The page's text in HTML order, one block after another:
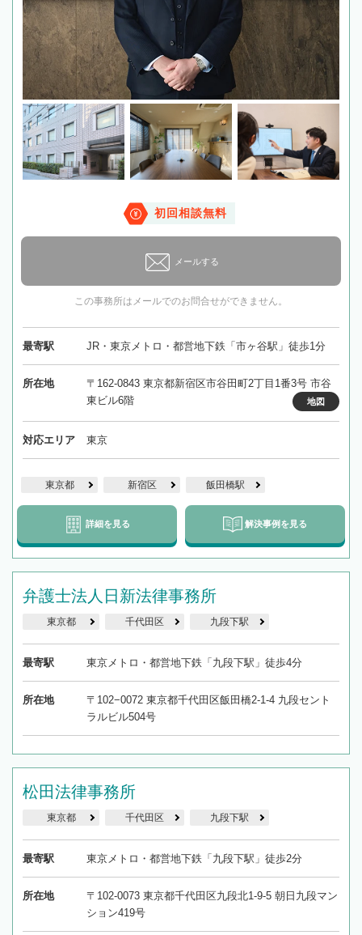
初回相談無料
メールする
この事務所はメールでのお問合せができません。
最寄駅 JR・東京メトロ・都営地下鉄「市ヶ谷駅」徒歩1分
所在地
〒162-0843 東京都新宿区市谷田町2丁目1番3号 市谷
東ビル6階
地図
対応エリア 東京
東京都 新宿区 飯田橋駅
詳細を見る 解決事例を見る
弁護士法人日新法律事務所
東京都 千代田区 九段下駅
最寄駅 東京メトロ・都営地下鉄「九段下駅」徒歩4分
所在地
〒102−0072 東京都千代田区飯田橋2-1-4 九段セント
ラルビル504号
松田法律事務所
東京都 千代田区 九段下駅
最寄駅 東京メトロ・都営地下鉄「九段下駅」徒歩2分
所在地
〒102-0073 東京都千代田区九段北1-9-5 朝日九段マン
ション419号